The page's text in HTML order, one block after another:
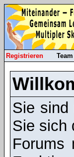
Registrieren Team
Sie sind
Sie sich
Forums